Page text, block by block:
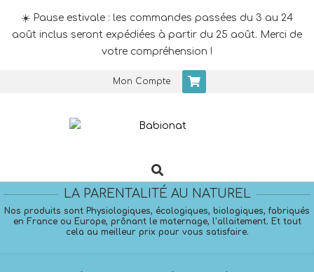
☀️ Pause estivale : les commandes passées du 3 au 24
août inclus seront expédiées à partir du 25 août. Merci de
votre compréhension !
Mon Compte
Navigation
Search
LA PARENTALITÉ AU NATUREL
Nos produits sont Physiologiques, écologiques, biologiques, fabriqués
en France ou Europe, prônant le maternage, l’allaitement. Et tout
cela au meilleur prix pour vous satisfaire.